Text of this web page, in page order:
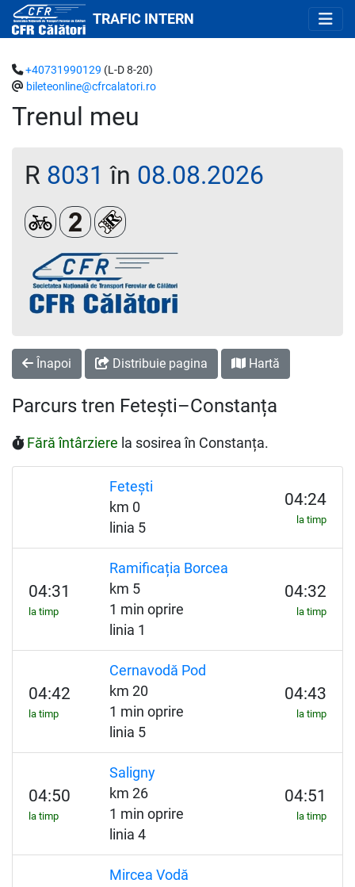
TRAFIC INTERN
Trenul meu
+40731990129 (L-D 8-20)
bileteonline@cfrcalatori.ro
R 8031 în 08.08.2026
BicicleteClasa a 2-aLoc rezervat (biletul se emite
Înapoi Distribuie pagina Hartă
Parcurs tren Fetești–Constanța
Fără întârziere la sosirea în Constanța.
Fetești
km 0
linia 5
04:24
la timp
04:31
la timp
Ramificația Borcea
km 5
1 min oprire
linia 1
04:32
la timp
04:42
la timp
Cernavodă Pod
km 20
1 min oprire
linia 5
04:43
la timp
04:50
la timp
Saligny
km 26
1 min oprire
linia 4
04:51
la timp
Mircea Vodă